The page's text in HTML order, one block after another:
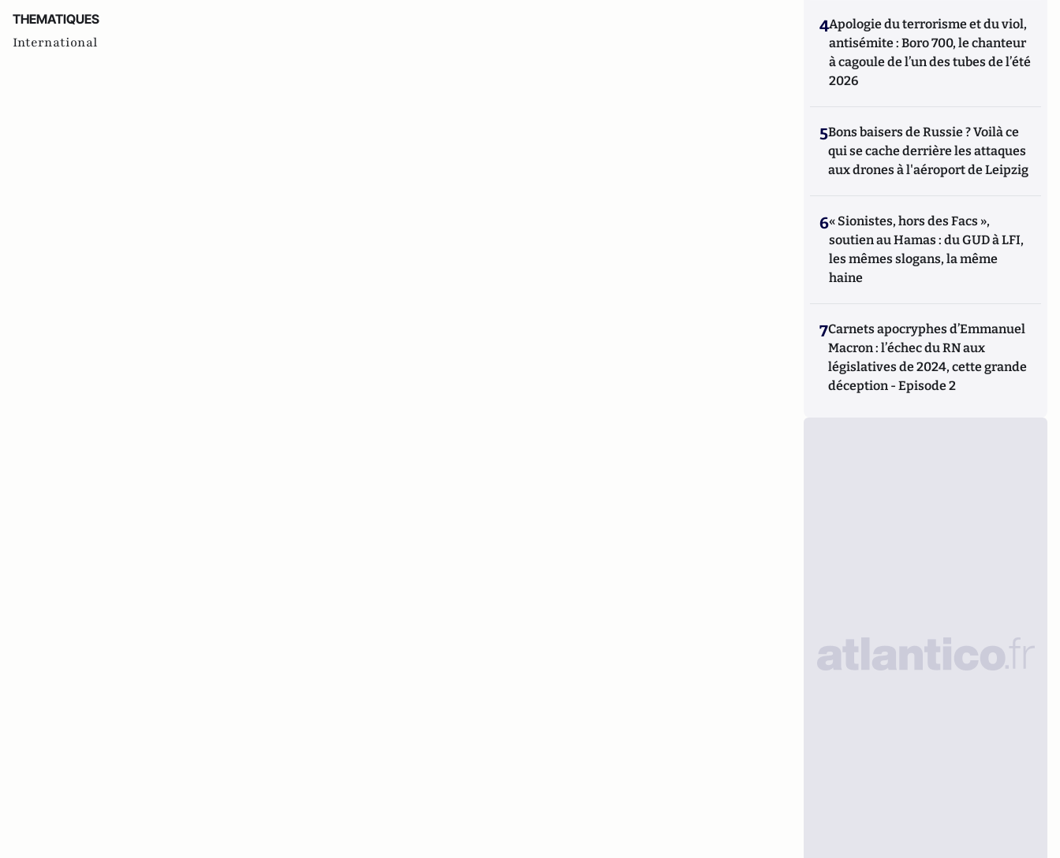
THEMATIQUES
International
4Apologie du terrorisme et du viol,
antisémite : Boro 700, le chanteur
à cagoule de l’un des tubes de l’été
2026
5Bons baisers de Russie ? Voilà ce
qui se cache derrière les attaques
aux drones à l'aéroport de Leipzig
6« Sionistes, hors des Facs »,
soutien au Hamas : du GUD à LFI,
les mêmes slogans, la même
haine
7Carnets apocryphes d’Emmanuel
Macron : l’échec du RN aux
législatives de 2024, cette grande
déception - Episode 2